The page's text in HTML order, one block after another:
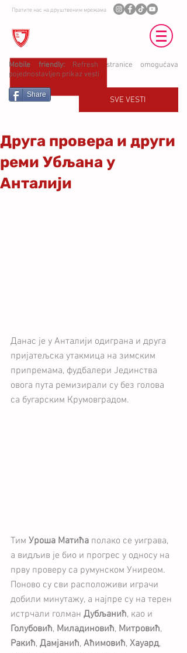
Пратите нас на друштвеним мрежама
Mobile friendly: Refresh stranice omogućava
pojednostavljen prikaz vesti
Share
SVE VESTI
Друга провера и други
реми Убљана у
Анталији
Данас је у Анталији одиграна и друга
пријатељска утакмица на зимским
припремама, фудбалери Јединства
овога пута ремизирали су без голова
са бугарским Крумовградом.
Тим Уроша Матића полако се уиграва,
а видљив је био и прогрес у односу на
прву проверу са румунском Униреом.
Поново су сви расположиви играчи
добили минутажу, а најпре су на терен
истрчали голман Дубљанић, као и
Голубовић, Миладиновић, Митровић,
Ракић, Дамјанић, Аћимовић, Хауард,